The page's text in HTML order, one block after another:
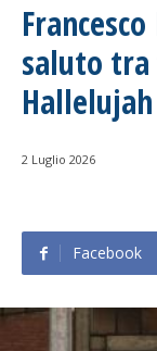
saluto tra
Hallelujah
2 Luglio 2026
Facebook